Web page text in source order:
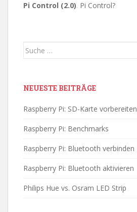
Pi Control (2.0). Pi Control?
Suche
NEUESTE BEITRÄGE
Raspberry Pi: SD-Karte vorbereiten
Raspberry Pi: Benchmarks
Raspberry Pi: Bluetooth verbinden
Raspberry Pi: Bluetooth aktivieren
Philips Hue vs. Osram LED Strip